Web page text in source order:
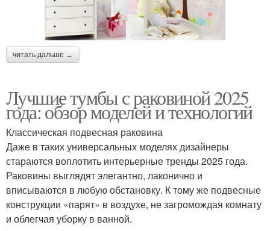
читать дальше →
Лучшие тумбы с раковиной 2025
года: обзор моделей и технологий
Классическая подвесная раковина
Даже в таких универсальных моделях дизайнеры
стараются воплотить интерьерные тренды 2025 года.
Раковины выглядят элегантно, лаконично и
вписываются в любую обстановку. К тому же подвесные
конструкции «парят» в воздухе, не загромождая комнату
и облегчая уборку в ванной.